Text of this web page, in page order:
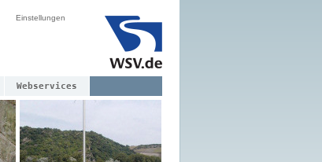
Einstellungen
Webservices